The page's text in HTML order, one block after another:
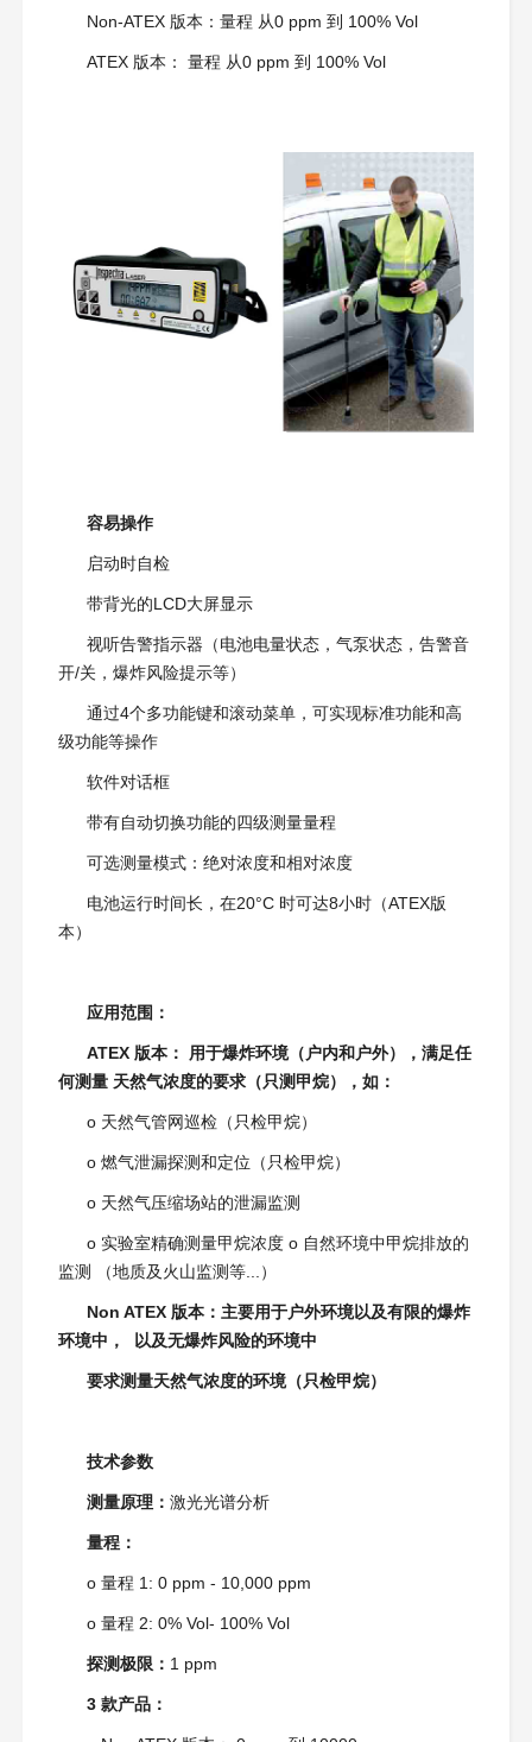
Non-ATEX 版本：量程 从0 ppm 到 100% Vol
ATEX 版本： 量程 从0 ppm 到 100% Vol
容易操作
启动时自检
带背光的LCD大屏显示
视听告警指示器（电池电量状态，气泵状态，告警音
开/关，爆炸风险提示等）
通过4个多功能键和滚动菜单，可实现标准功能和高
级功能等操作
软件对话框
带有自动切换功能的四级测量量程
可选测量模式：绝对浓度和相对浓度
电池运行时间长，在20°C 时可达8小时（ATEX版
本）
应用范围：
ATEX 版本： 用于爆炸环境（户内和户外），满足任
何测量 天然气浓度的要求（只测甲烷），如：
o 天然气管网巡检（只检甲烷）
o 燃气泄漏探测和定位（只检甲烷）
o 天然气压缩场站的泄漏监测
o 实验室精确测量甲烷浓度 o 自然环境中甲烷排放的
监测 （地质及火山监测等...）
Non ATEX 版本：主要用于户外环境以及有限的爆炸
环境中， 以及无爆炸风险的环境中
要求测量天然气浓度的环境（只检甲烷）
技术参数
测量原理： 激光光谱分析
量程：
o 量程 1: 0 ppm - 10,000 ppm
o 量程 2: 0% Vol- 100% Vol
探测极限： 1 ppm
3 款产品：